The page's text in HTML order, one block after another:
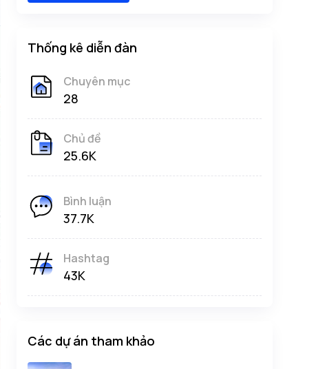
Thống kê diễn đàn
Chuyên mục
28
Chủ đề
25.6K
Bình luận
37.7K
Hashtag
43K
Các dự án tham khảo